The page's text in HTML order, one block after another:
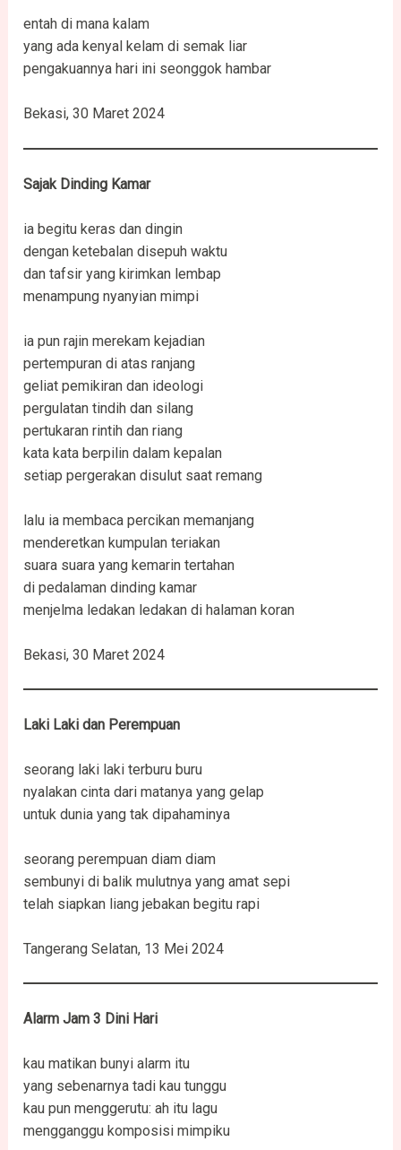
entah di mana kalam
yang ada kenyal kelam di semak liar
pengakuannya hari ini seonggok hambar
Bekasi, 30 Maret 2024
Sajak Dinding Kamar
ia begitu keras dan dingin
dengan ketebalan disepuh waktu
dan tafsir yang kirimkan lembap
menampung nyanyian mimpi
ia pun rajin merekam kejadian
pertempuran di atas ranjang
geliat pemikiran dan ideologi
pergulatan tindih dan silang
pertukaran rintih dan riang
kata kata berpilin dalam kepalan
setiap pergerakan disulut saat remang
lalu ia membaca percikan memanjang
menderetkan kumpulan teriakan
suara suara yang kemarin tertahan
di pedalaman dinding kamar
menjelma ledakan ledakan di halaman koran
Bekasi, 30 Maret 2024
Laki Laki dan Perempuan
seorang laki laki terburu buru
nyalakan cinta dari matanya yang gelap
untuk dunia yang tak dipahaminya
seorang perempuan diam diam
sembunyi di balik mulutnya yang amat sepi
telah siapkan liang jebakan begitu rapi
Tangerang Selatan, 13 Mei 2024
Alarm Jam 3 Dini Hari
kau matikan bunyi alarm itu
yang sebenarnya tadi kau tunggu
kau pun menggerutu: ah itu lagu
mengganggu komposisi mimpiku